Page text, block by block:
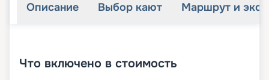
Описание Выбор кают Маршрут и
Что включено в стоимость